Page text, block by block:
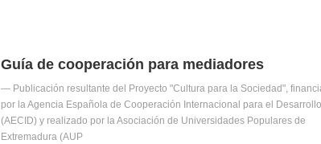
Guía de cooperación para mediadores
Publicación resultante del Proyecto "Cultura para la Sociedad",
por la Agencia Española de Cooperación Internacional para el Desarrollo
(AECID) y realizado por la Asociación de Universidades Populares de
Extremadura (AUP